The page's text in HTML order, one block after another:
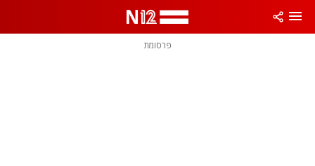
פרסומת